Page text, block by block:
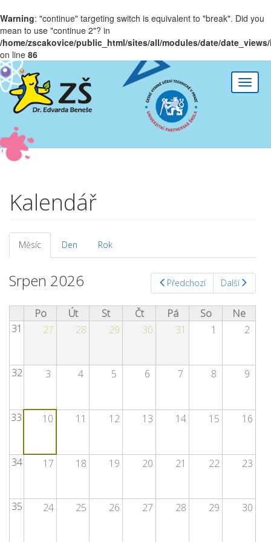
Warning: "continue" targeting switch is equivalent to "break". Did you
mean to use "continue 2"? in
/home/zscakovice/public_html/sites/all/modules/date/
on line 86
Přejít k hlavnímu obsahu
Toggle
Kalendář
Hlavní záložky
Měsíc (aktivní
záložka)
Den Rok
Předchozí Další
Srpen 2026
Po Út St Čt Pá So
Ne
31
27 28 29 30 31 1 2
32 3 4 5 6 7 8 9
33 10 11 12 13 14 15 16
34 17 18 19 20 21 22 23
35 24 25 26 27 28 29 30